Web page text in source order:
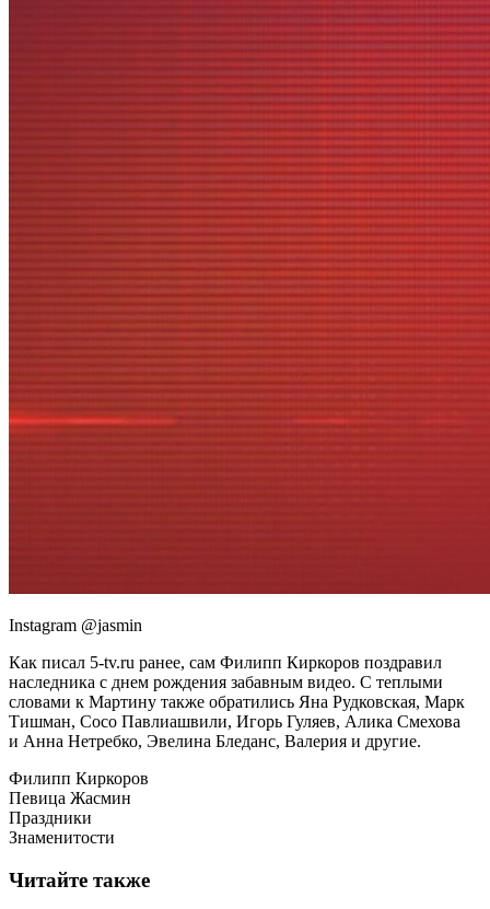
Instagram @jasmin
Как писал 5-tv.ru ранее, сам Филипп Киркоров поздравил
наследника с днем рождения забавным видео. С теплыми
словами к Мартину также обратились Яна Рудковская, Марк
Тишман, Сосо Павлиашвили, Игорь Гуляев, Алика Смехова
и Анна Нетребко, Эвелина Бледанс, Валерия и другие.
Филипп Киркоров
Певица Жасмин
Праздники
Знаменитости
Читайте также